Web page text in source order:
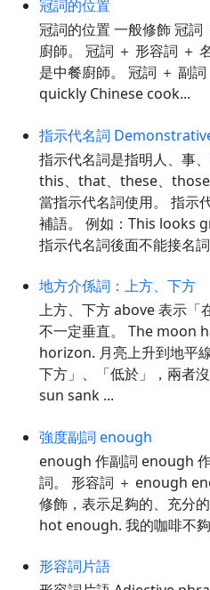
冠詞的位置
冠詞的位置 一般修飾 冠
廚師。 冠詞 ＋ 形容詞 ＋
是中餐廚師。 冠詞 ＋ 副
quickly Chinese cook...
指示代名詞
指示代名詞是指明人、事
this、that、these、
當指示代名詞使用。 指示
補語。 例如：This looks
指示代名詞後面不能接名
地方介係詞：上方、下方
上方、下方 above 表示「
不一定垂直。 The moon
horizon. 月亮上升到地平
下方」、「低於」，兩者
sun sank ...
強度副詞 enough
enough 作副詞 enough
詞。 形容詞 ＋ enough
修飾，表示足夠的、充分
hot enough. 我的咖啡不
形容詞片語